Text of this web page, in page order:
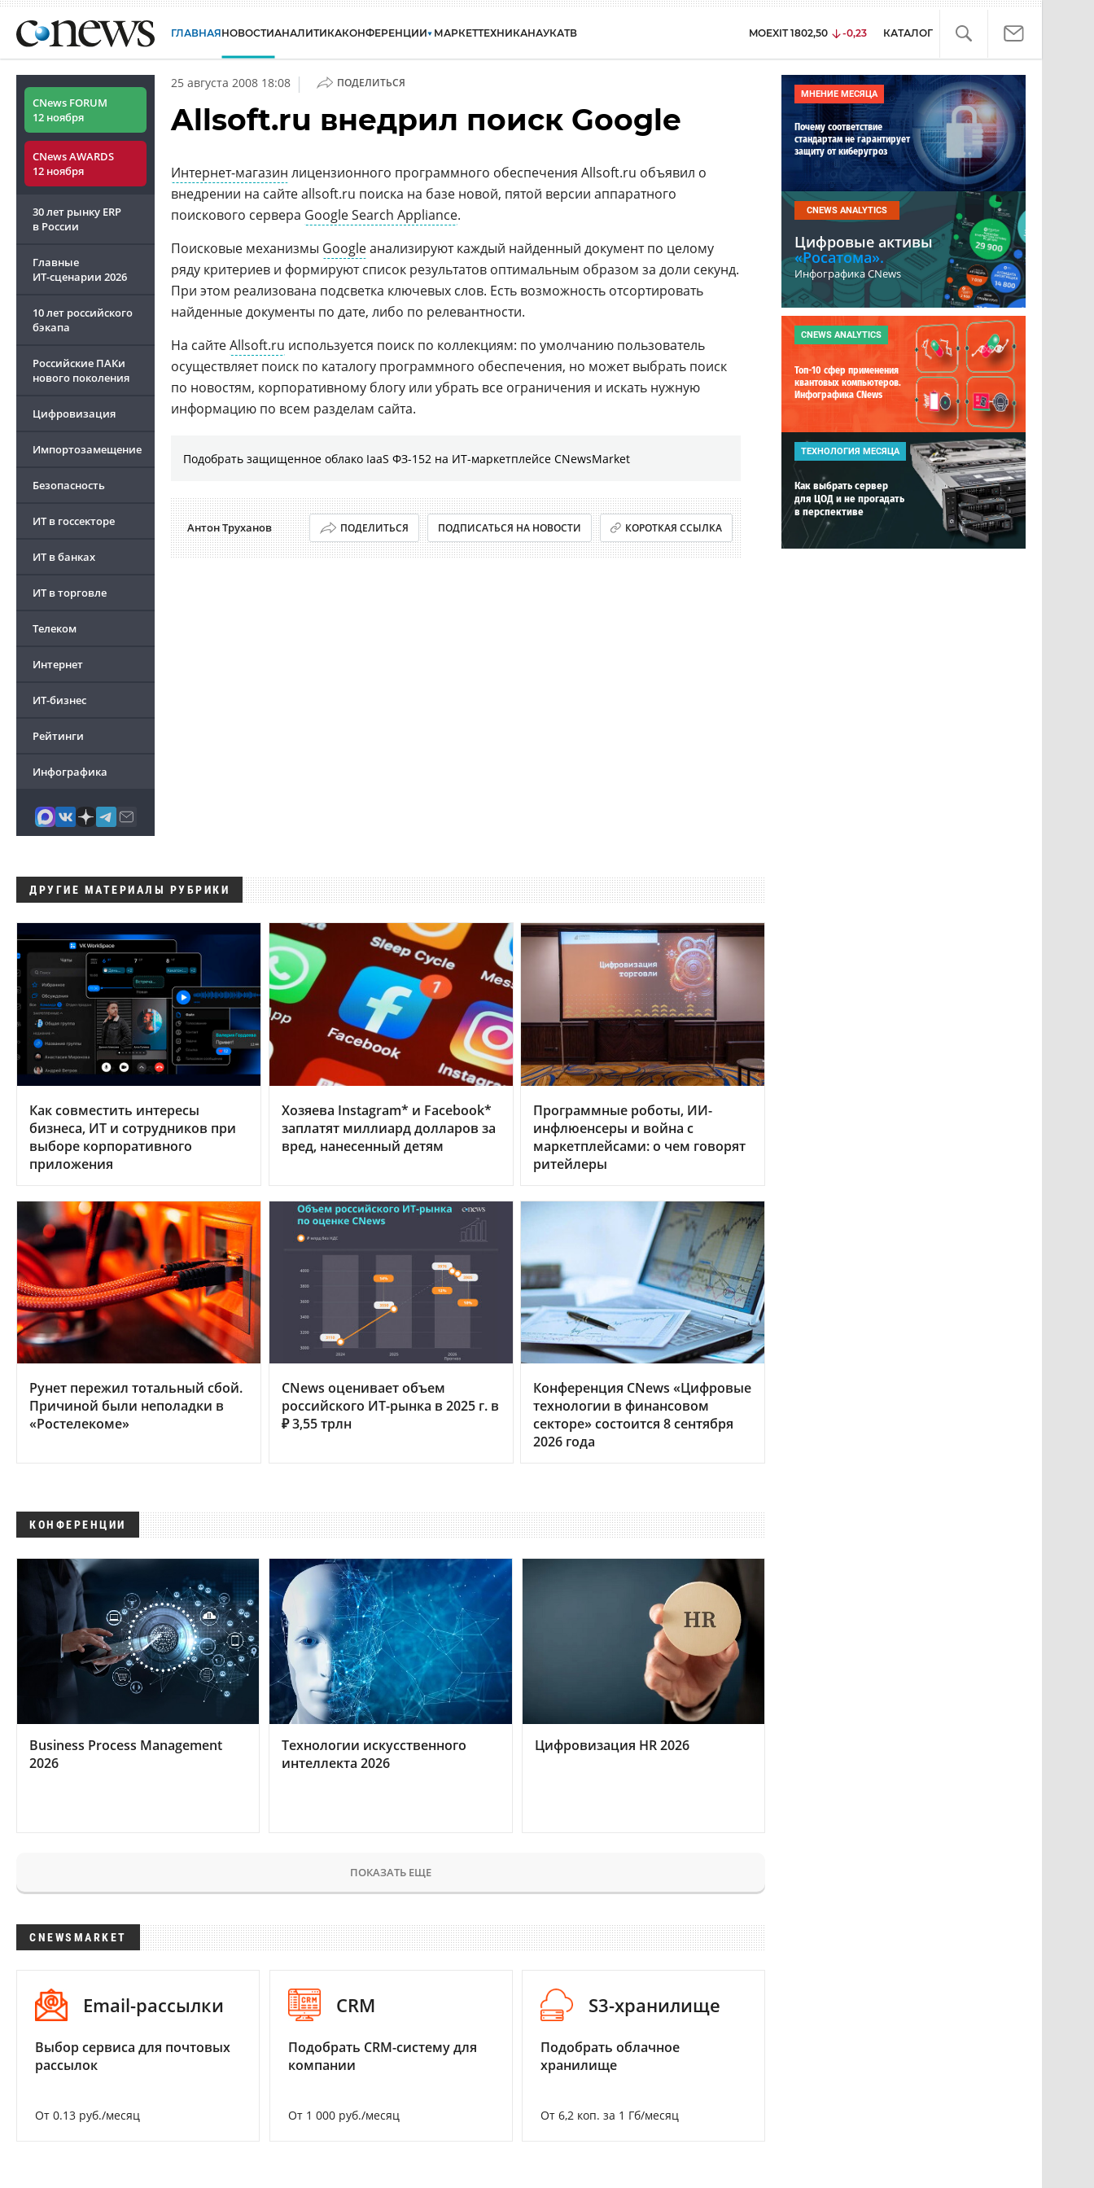
ГЛАВНАЯНОВОСТИАНАЛИТИКАКОНФЕРЕНЦИИ МАРКЕТТЕХНИКАНАУКАТВ MOEXIT 1802,50 -0,23 КАТАЛОГ
CNews FORUM
12 ноября
CNews AWARDS
12 ноября
30 лет рынку ERP
в России
Главные
ИТ-сценарии 2026
10 лет российского
бэкапа
Российские ПАКи
нового поколения
Цифровизация
Импортозамещение
Безопасность
ИТ в госсекторе
ИТ в банках
ИТ в торговле
Телеком
Интернет
ИТ-бизнес
Рейтинги
Инфографика
25 августа 2008 18:08 | ПОДЕЛИТЬСЯ
Allsoft.ru внедрил поиск Google
Интернет-магазин лицензионного программного обеспечения Allsoft.ru объявил о
внедрении на сайте allsoft.ru поиска на базе новой, пятой версии аппаратного
поискового сервера Google Search Appliance.
Поисковые механизмы Googleанализируют каждый найденный документ по целому
ряду критериев и формируют список результатов оптимальным образом за доли секунд.
При этом реализована подсветка ключевых слов. Есть возможность отсортировать
найденные документы по дате, либо по релевантности.
На сайтеAllsoft.ru используется поиск по коллекциям: по умолчанию пользователь
осуществляет поиск по каталогу программного обеспечения, но может выбрать поиск
по новостям, корпоративному блогу или убрать все ограничения и искать нужную
информацию по всем разделам сайта.
Подобрать защищенное облако IaaS ФЗ-152 на ИТ-маркетплейсе CNewsMarket
Антон Труханов ПОДЕЛИТЬСЯ ПОДПИСАТЬСЯ НА НОВОСТИ КОРОТКАЯ ССЫЛКА
ДРУГИЕ МАТЕРИАЛЫ РУБРИКИ
Как совместить интересы
бизнеса, ИТ и сотрудников при
выборе корпоративного
приложения
Хозяева Instagram* и Facebook*
заплатят миллиард долларов за
вред, нанесенный детям
Программные роботы, ИИ-
инфлюенсеры и война с
маркетплейсами: о чем говорят
ритейлеры
Рунет пережил тотальный сбой.
Причиной были неполадки в
«Ростелекоме»
CNews оценивает объем
российского ИТ-рынка в 2025 г. в
₽ 3,55 трлн
Конференция CNews «Цифровые
технологии в финансовом
секторе» состоится 8 сентября
2026 года
КОНФЕРЕНЦИИ
Business Process Management
2026
Технологии искусственного
интеллекта 2026
Цифровизация HR 2026
ПОКАЗАТЬ ЕЩЕ
CNEWSMARKET
Email-рассылки
Выбор сервиса для почтовых
рассылок
От 0.13 руб./месяц
CRM
Подобрать CRM-систему для
компании
От 1 000 руб./месяц
S3-хранилище
Подобрать облачное
хранилище
От 6,2 коп. за 1 Гб/месяц
МНЕНИЕ МЕСЯЦА
Почему соответствие
стандартам не гарантирует
защиту от киберугроз
CNEWS ANALYTICS
Цифровые активы
«Росатома».
Инфографика CNews
CNEWS ANALYTICS
Топ-10 сфер применения
квантовых компьютеров.
Инфографика CNews
ТЕХНОЛОГИЯ МЕСЯЦА
Как выбрать сервер
для ЦОД и не прогадать
в перспективе